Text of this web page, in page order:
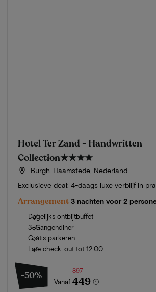
Hotel Ter Zand - Handwritten
Collection★★★★
Burgh-Haamstede, Nederland
Exclusieve deal: 4-daags luxe verblijf in
Arrangement 3 nachten voor 2
Dagelijks ontbijtbuffet
3-Gangendiner
Gratis parkeren
Late check-out tot 12:00
-50%
Vanaf
897
449